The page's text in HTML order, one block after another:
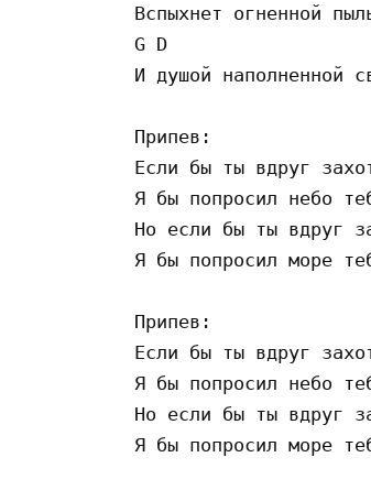
Вспыхнет огненной
G D
И душой наполненной
Припев:
Если бы ты вдруг
Я бы попросил небо
Но если бы ты вдруг
Я бы попросил море
Припев:
Если бы ты вдруг
Я бы попросил небо
Но если бы ты вдруг